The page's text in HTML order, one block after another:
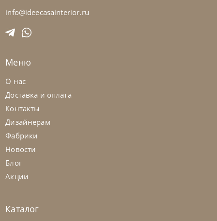
Диван Soul
Nicolettihome
info@ideecasainterior.ru
Меню
О нас
Доставка и оплата
Контакты
Дизайнерам
Фабрики
Новости
Блог
Акции
Каталог